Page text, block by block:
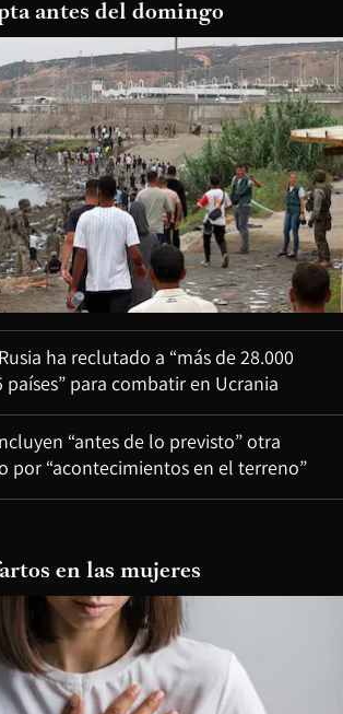
antes del domingo
ha reclutado a “más de 28.000
países” para combatir en Ucrania
“antes de lo previsto” otra
por “acontecimientos en el terreno”
en las mujeres